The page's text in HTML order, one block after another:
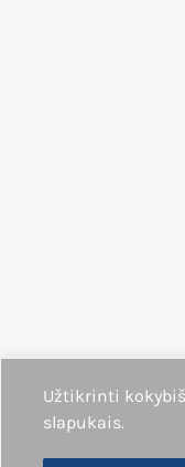
Užtikrinti
slapukais.